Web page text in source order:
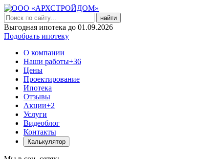
найти
Выгодная ипотека до 01.09.2026
Подобрать ипотеку
О компании
Наши работы+36
Цены
Проектирование
Ипотека
Отзывы
Акции+2
Услуги
Видеоблог
Контакты
Калькулятор